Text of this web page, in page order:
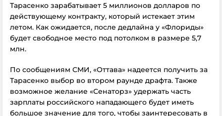
Тарасенко зарабатывает 5 миллионов долларов по
действующему контракту, который истекает этим
летом. Как ожидается, после дедлайна у «Флориды»
будет свободное место под потолком в размере 5,7
млн.
По сообщениям СМИ, «Оттава» надеется получить за
Тарасенко выбор во втором раунде драфта. Также
возможное желание «Сенаторз» удержать часть
зарплаты российского нападающего будет иметь
большое значение для того, чтобы заинтересовать в